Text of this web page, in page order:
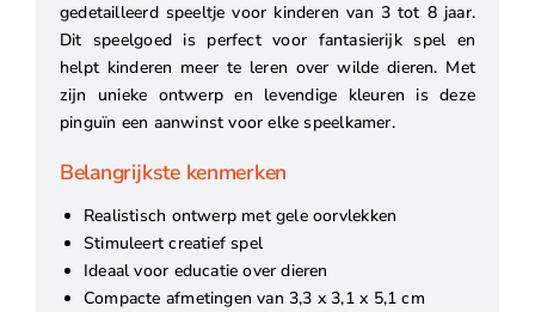
gedetailleerd speeltje voor kinderen van 3 tot 8 jaar.
Dit speelgoed is perfect voor fantasierijk spel en
helpt kinderen meer te leren over wilde dieren. Met
zijn unieke ontwerp en levendige kleuren is deze
pinguïn een aanwinst voor elke speelkamer.
Belangrijkste kenmerken
Realistisch ontwerp met gele oorvlekken
Stimuleert creatief spel
Ideaal voor educatie over dieren
Compacte afmetingen van 3,3 x 3,1 x 5,1 cm